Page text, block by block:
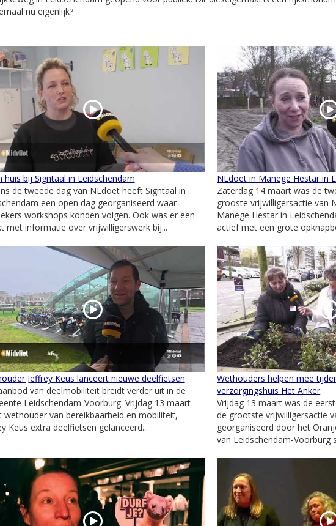
nu eigenlijk?
huis bij Signtaal in Leidschendam
de tweede dag van NLdoet heeft Signtaal in
een open dag georganiseerd waar
workshops konden volgen. Ook was er een
met informatie over vrijwilligerswerk bij...
NLdoet in Manege Hestar in
Zaterdag 14 maart was de
grooste vrijwilligersactie van
Manege Hestar in
actief met een grote
Jeffrey Keus lanceert nieuwe deelfietsen
van deelmobiliteit breidt verder uit in de
Leidschendam-Voorburg. Vrijdag 13 maart
wethouder van bereikbaarheid en mobiliteit,
Keus extra deelfietsen gelanceerd...
Wethouders helpen mee
verzorgingshuis Het Anker
Vrijdag 13 maart was de
de grootste vrijwilligersactie
georganiseerd door het
van Leidschendam-Voorburg